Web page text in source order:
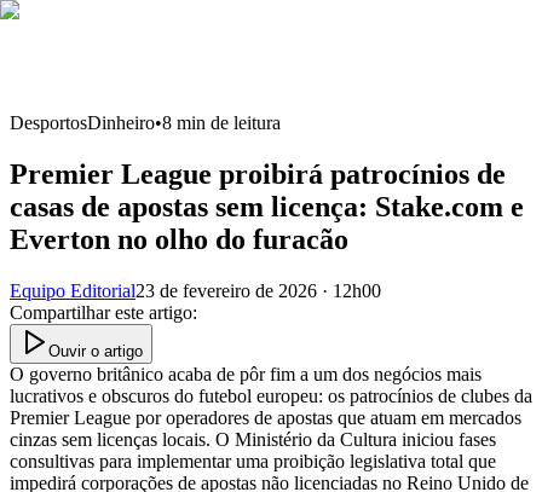
DesportosDinheiro•8 min de leitura
Premier League proibirá patrocínios de
casas de apostas sem licença: Stake.com e
Everton no olho do furacão
Equipo Editorial23 de fevereiro de 2026 · 12h00
Compartilhar este artigo:
Ouvir o artigo
O governo britânico acaba de pôr fim a um dos negócios mais
lucrativos e obscuros do futebol europeu: os patrocínios de clubes da
Premier League por operadores de apostas que atuam em mercados
cinzas sem licenças locais. O Ministério da Cultura iniciou fases
consultivas para implementar uma proibição legislativa total que
impedirá corporações de apostas não licenciadas no Reino Unido de